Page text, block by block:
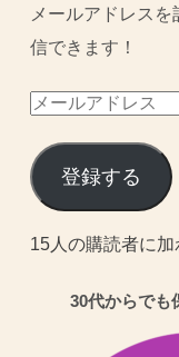
メールアドレス
信できます！
メ
ル
ア
ド
登録する
15人の購読者に加
30代からでも